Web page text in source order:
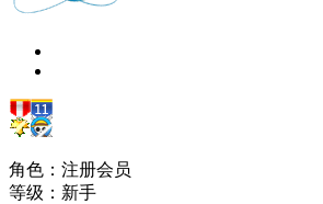
角色：注册会员
等级：新手